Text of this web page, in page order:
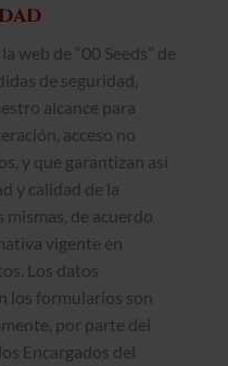
web de “00 Seeds” de
de seguridad,
alcance para
acceso no
y que garantizan así
y calidad de la
de acuerdo
vigente en
Los datos
los formularios son
por parte del
Encargados del